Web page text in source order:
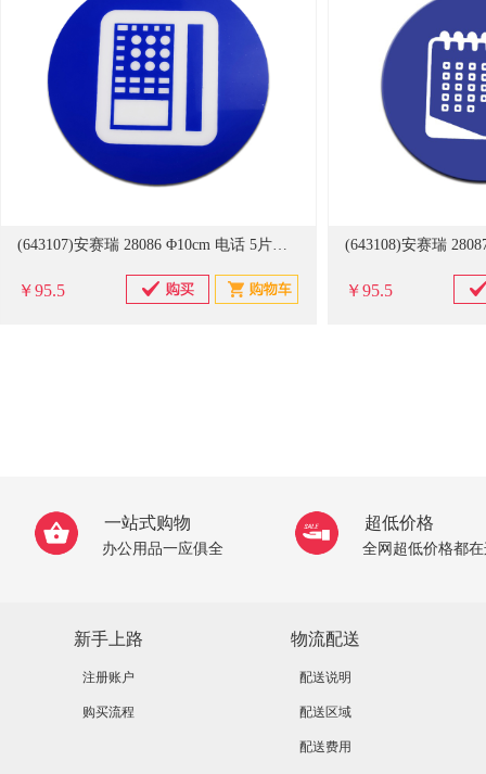
(643107)安赛瑞 28086 Φ10cm 电话 5片装 桌面5S物品定位贴 蓝色(单位：包)
￥95.5 ￥95.5
一站式购物
办公用品一应俱全
超低价格
全网超低价格都
新手上路
注册账户
购买流程
物流配送
配送说明
配送区域
配送费用